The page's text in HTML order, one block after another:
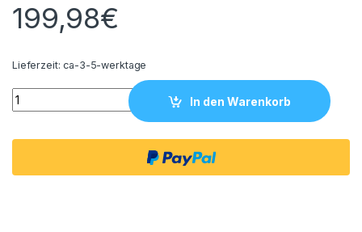
199,98€
Lieferzeit:ca-3-5-werktage
Teppich Festival 200x200 Rund quantity
In den Warenkorb